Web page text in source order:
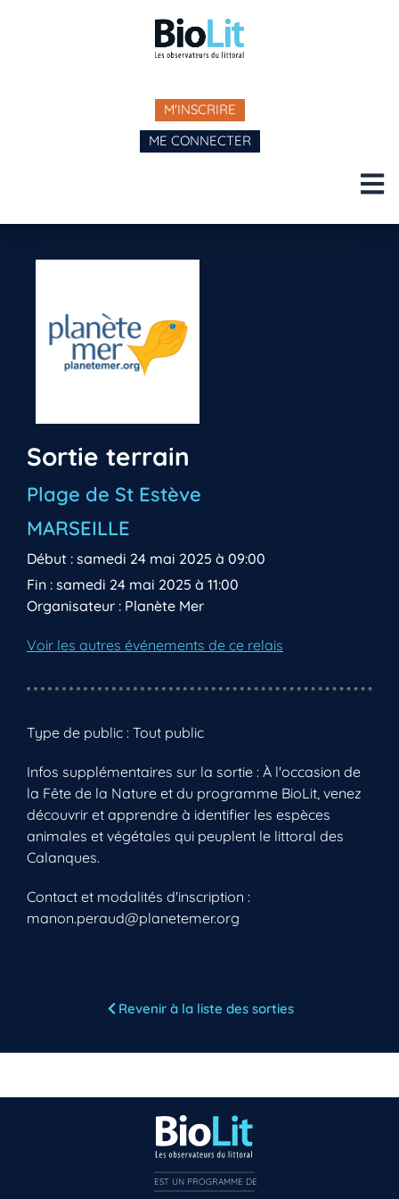
M'INSCRIRE
ME CONNECTER
Sortie terrain
Plage de St Estève
MARSEILLE
Début : samedi 24 mai 2025 à 09:00
Fin : samedi 24 mai 2025 à 11:00
Organisateur : Planète Mer
Voir les autres événements de ce relais
Type de public : Tout public
Infos supplémentaires sur la sortie : À l'occasion de
la Fête de la Nature et du programme BioLit, venez
découvrir et apprendre à identifier les espèces
animales et végétales qui peuplent le littoral des
Calanques.
Contact et modalités d'inscription :
manon.peraud@planetemer.org
Revenir à la liste des sorties
Vous n’êtes pas encore inscrit à Biolit ?